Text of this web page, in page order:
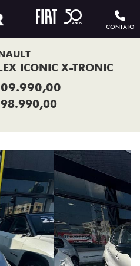
CONTATO
ICONIC X-TRONIC